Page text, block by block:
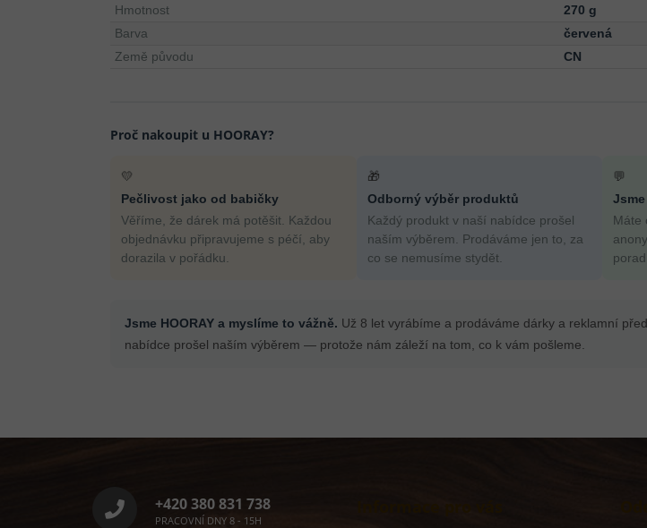
Hmotnost
270 g
Barva
červená
Země původu
CN
Proč nakoupit u HOORAY?
💛
Pečlivost jako od babičky
Věříme, že dárek má potěšit. Každou
objednávku připravujeme s péčí, aby
dorazila v pořádku.
🎁
Odborný výběr produktů
Každý produkt v naší nabídce prošel
naším výběrem. Prodáváme jen to, za
co se nemusíme stydět.
💬
Máte
Jsme HOORAY a myslíme to vážně. Už 8 let vyrábíme a prodáváme dárky a reklamní
nabídce prošel naším výběrem — protože nám záleží na tom, co k vám pošleme.
+420 380 831 738
PRACOVNÍ DNY 8 - 15H